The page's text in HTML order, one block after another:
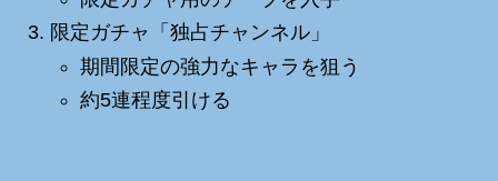
限定ガチャ「独占チャンネル」
期間限定の強力なキャラを狙う
約5連程度引ける